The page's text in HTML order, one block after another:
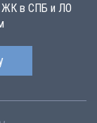
ЖК в СПБ и ЛО